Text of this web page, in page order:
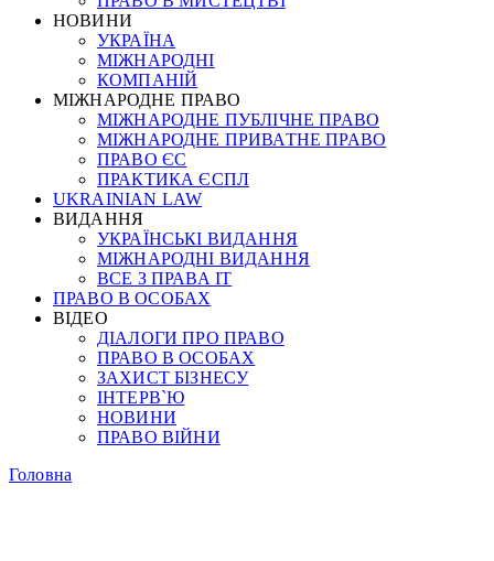
НОВИНИ
УКРАЇНА
МІЖНАРОДНІ
КОМПАНІЙ
МІЖНАРОДНЕ ПРАВО
МІЖНАРОДНЕ ПУБЛІЧНЕ ПРАВО
МІЖНАРОДНЕ ПРИВАТНЕ ПРАВО
ПРАВО ЄС
ПРАКТИКА ЄСПЛ
UKRAINIAN LAW
ВИДАННЯ
УКРАЇНСЬКІ ВИДАННЯ
МІЖНАРОДНІ ВИДАННЯ
ВСЕ З ПРАВА ІТ
ПРАВО В ОСОБАХ
ВІДЕО
ДІАЛОГИ ПРО ПРАВО
ПРАВО В ОСОБАХ
ЗАХИСТ БІЗНЕСУ
ІНТЕРВ`Ю
НОВИНИ
ПРАВО ВІЙНИ
Головна